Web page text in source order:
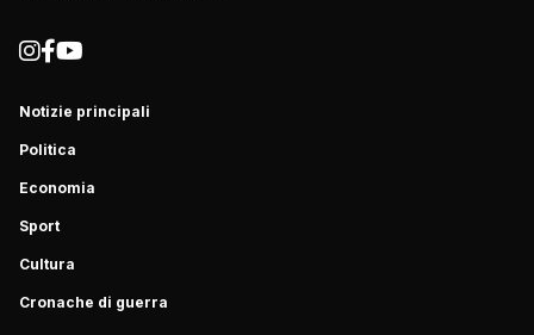
Notizie principali
Politica
Economia
Sport
Cultura
Cronache di guerra